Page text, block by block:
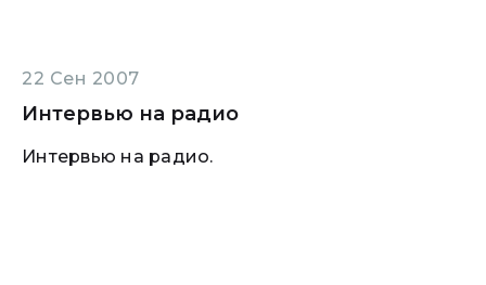
22 Сен 2007
Интервью на радио
Интервью на радио.